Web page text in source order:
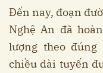
Đến nay, đoạn
Nghệ An đã
lượng theo
chiều dài tuyến